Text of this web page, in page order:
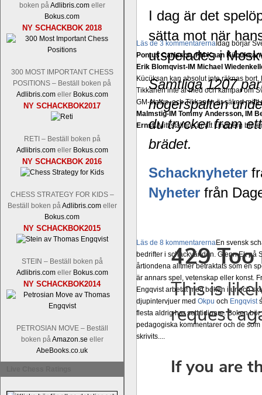
boken påAdlibris.comeller
Bokus.com
NY SCHACKBOK 2018
300 MOST IMPORTANT CHESS
POSITIONS – Beställ boken på
Adlibris.comeller Bokus.com
NY SCHACKBOK2017
RETI – Beställ boken på
Adlibris.comeller Bokus.com
NY SCHACKBOK 2016
CHESS STRATEGY FOR KIDS –
Beställ boken påAdlibris.comeller
Bokus.com
NY SCHACKBOK2015
STEIN – Beställ boken på
Adlibris.comeller Bokus.com
NY SCHACKBOK2014
PETROSIAN MOVE – Beställ
boken påAmazon.se eller
AbeBooks.co.uk
Läs de 3 kommentarerna Idag börjar
Pontus Carlsson, FM Kaan
Erik Blomqvist-IM Michael
Kücüksan kan absolut inte räknas
Tikkanen inte är med och kämpar om
GM-status, och Tikkanen är säkert
Malmstig-IM Tommy Andersson, IM
Ernst.Mitt stalltips är att Lindberg blir
Läs de 8 kommentarernaEn svensk
bedrifter i schackvärlden. Glenn Ek på
årtiondena alltmer betraktats som en
är annars spel, vetenskap eller konst.
Engqvist arbetat med boken i ur och
djupintervjuer med Okpu och Engqvist
flesta aldrig har sett tidigare. Boken
pedagogiska kommentarer och de
skrivits....
I dag är det
sätta mot när
utspelades i
Samtliga 1207
högerspalten
du trycker fram
brädet.
Schacknyheter
Nyheter från